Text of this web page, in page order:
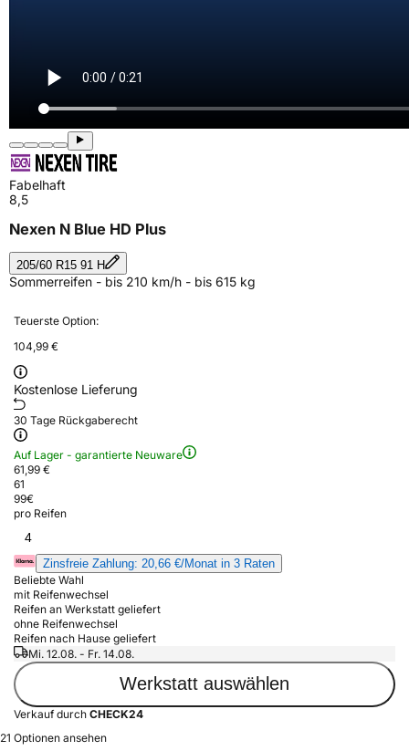
Fabelhaft
8,5
Nexen N Blue HD Plus
205/60 R15 91 H
Sommerreifen - bis 210 km/h - bis 615 kg
Teuerste Option:
104,99 €
Kostenlose Lieferung
30 Tage Rückgaberecht
Auf Lager - garantierte Neuware
61,99 €
61
99€
pro Reifen
4
Zinsfreie Zahlung: 20,66 €/Monat in 3 Raten
Beliebte Wahl
mit Reifenwechsel
Reifen an Werkstatt geliefert
ohne Reifenwechsel
Reifen nach Hause geliefert
Mi. 12.08. - Fr. 14.08.
Werkstatt auswählen
Verkauf durch CHECK24
21 Optionen ansehen